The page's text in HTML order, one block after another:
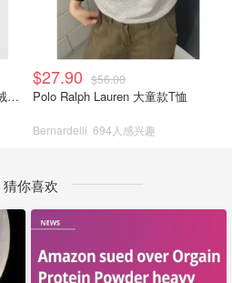
lululemon Down and Around 羽绒夹克
$27.90 $56.00
Polo Ralph Lauren 大童款T恤
Bernardelli 694人感兴趣
猜你喜欢